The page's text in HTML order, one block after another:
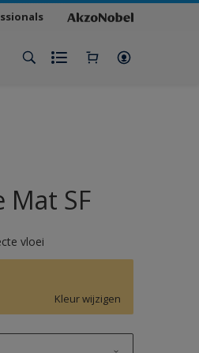
Mat SF
vloei
Kleur wijzigen